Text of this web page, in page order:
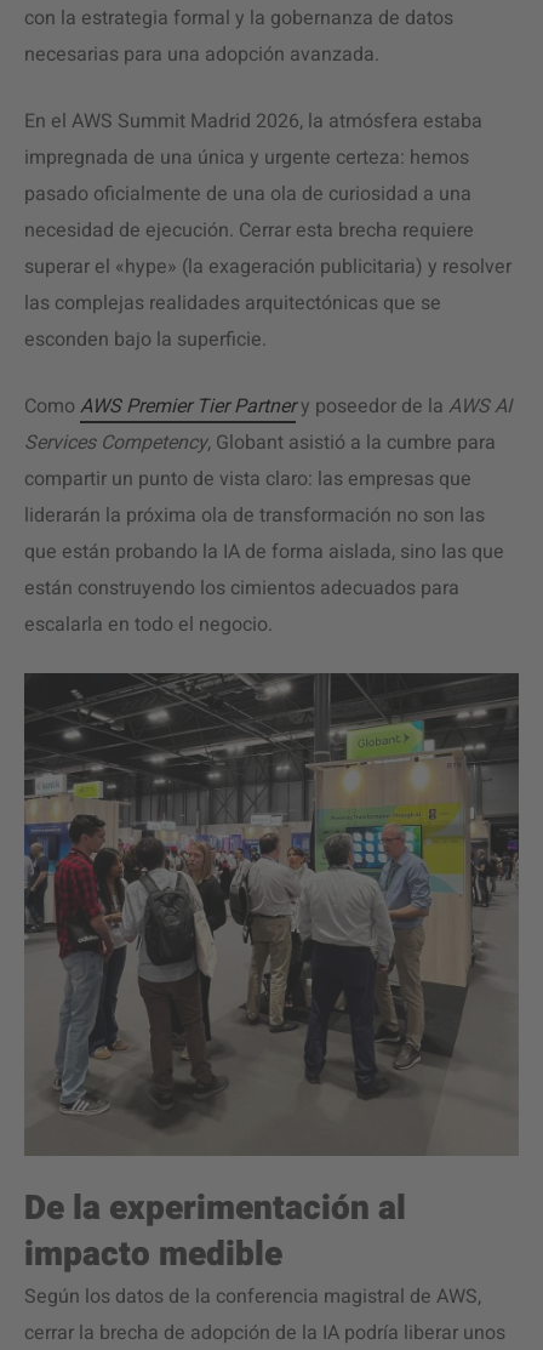
con la estrategia formal y la gobernanza de datos
necesarias para una adopción avanzada.
En el AWS Summit Madrid 2026, la atmósfera estaba
impregnada de una única y urgente certeza: hemos
pasado oficialmente de una ola de curiosidad a una
necesidad de ejecución. Cerrar esta brecha requiere
superar el «hype» (la exageración publicitaria) y resolver
las complejas realidades arquitectónicas que se
esconden bajo la superficie.
Como AWS Premier Tier Partnery poseedor de la AWS AI
Services Competency, Globant asistió a la cumbre para
compartir un punto de vista claro: las empresas que
liderarán la próxima ola de transformación no son las
que están probando la IA de forma aislada, sino las que
están construyendo los cimientos adecuados para
escalarla en todo el negocio.
De la experimentación al
impacto medible
Según los datos de la conferencia magistral de AWS,
cerrar la brecha de adopción de la IA podría liberar unos